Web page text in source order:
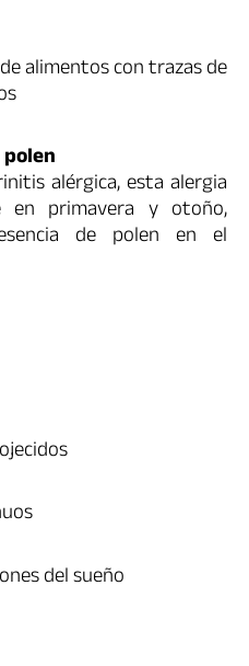
alimentos con trazas de
alérgica, esta alergia
en primavera y otoño,
de polen en el
del sueño